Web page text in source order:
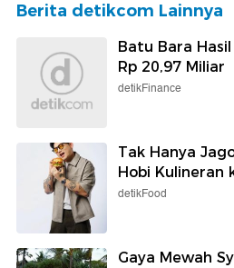
Berita detikcom Lainnya
Batu Bara
Rp 20,97 Miliar
detikFinance
Tak Hanya
Hobi Kulineran
detikFood
Gaya Mewah